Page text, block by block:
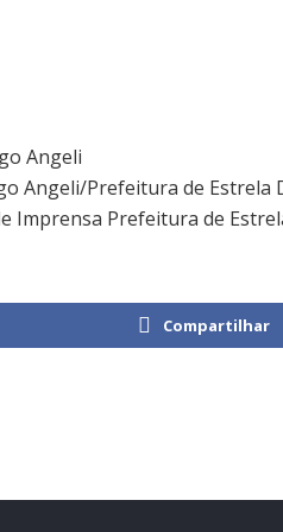
Angeli
Angeli/Prefeitura de Estrela
Imprensa Prefeitura de
Compartilhar